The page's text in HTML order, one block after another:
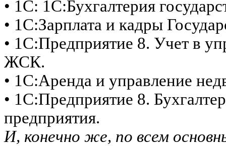
• 1С: 1С:Бухгалтерия
• 1С:Зарплата и кадры
• 1С:Предприятие 8. Учет в
ЖСК.
• 1С:Аренда и управление
• 1С:Предприятие 8.
предприятия.
И, конечно же, по всем